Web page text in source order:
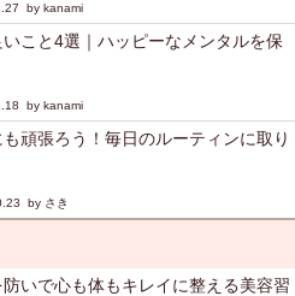
by kanami
こと4選｜ハッピーなメンタルを保
by kanami
頑張ろう！毎日のルーティンに取り
by さき
いで心も体もキレイに整える美容習